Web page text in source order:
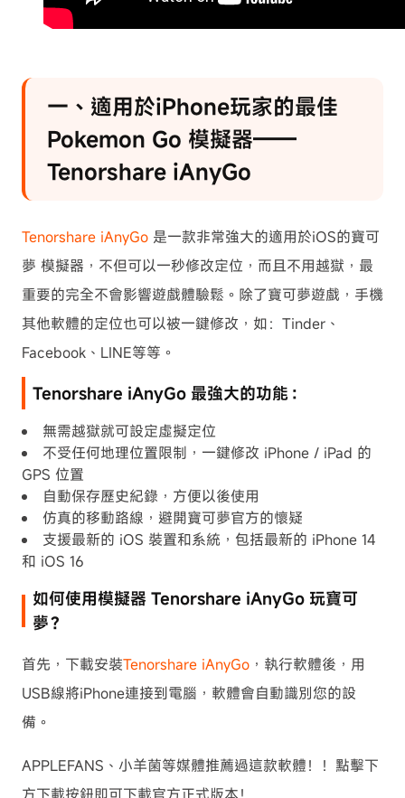
一、適用於iPhone玩家的最佳
Pokemon Go 模擬器——
Tenorshare iAnyGo
Tenorshare iAnyGo 是一款非常強大的適用於iOS的寶可
夢 模擬器，不但可以一秒修改定位，而且不用越獄，最
重要的完全不會影響遊戲體驗鬆。除了寶可夢遊戲，手機
其他軟體的定位也可以被一鍵修改，如：Tinder、
Facebook、LINE等等。
Tenorshare iAnyGo 最強大的功能：
無需越獄就可設定虛擬定位
不受任何地理位置限制，一鍵修改 iPhone / iPad 的
GPS 位置
自動保存歷史紀錄，方便以後使用
仿真的移動路線，避開寶可夢官方的懷疑
支援最新的 iOS 裝置和系統，包括最新的 iPhone 14
和 iOS 16
如何使用模擬器 Tenorshare iAnyGo 玩寶可
夢？
首先，下載安裝Tenorshare iAnyGo ，執行軟體後，用
USB線將iPhone連接到電腦，軟體會自動識別您的設
備。
APPLEFANS、小羊菌等媒體推薦過這款軟體！！點擊下